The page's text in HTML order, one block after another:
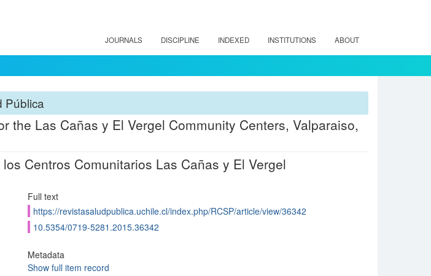
JOURNALS DISCIPLINE INDEXED INSTITUTIONS ABOUT
Pública
the Las Cañas y El Vergel Community Centers, Valparaiso,
Centros Comunitarios Las Cañas y El Vergel
Full text
https://revistasaludpublica.uchile.cl/index.php/RCSP/article/view/36342
10.5354/0719-5281.2015.36342
Metadata
Show full item record